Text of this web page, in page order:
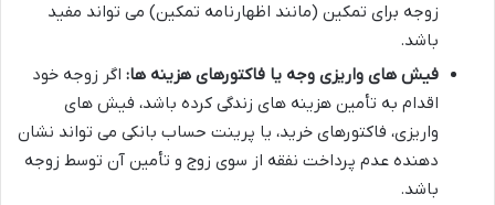
زوجه برای تمکین (مانند اظهارنامه تمکین) می تواند مفید
باشد.
فیش های واریزی وجه یا فاکتورهای هزینه ها: اگر زوجه خود
اقدام به تأمین هزینه های زندگی کرده باشد، فیش های
واریزی، فاکتورهای خرید، یا پرینت حساب بانکی می تواند نشان
دهنده عدم پرداخت نفقه از سوی زوج و تأمین آن توسط زوجه
باشد.